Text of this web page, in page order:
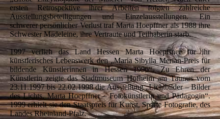
ersten Retrospektive ihrer Arbeiten folgten zahlreiche
Ausstellungsbeteiligungen und Einzelausstellungen. Ein
schwerer persönlicher Verlust traf Marta Hoepffner als 1988 ihre
Schwester Madeleine, ihre Vertraute und Teilhaberin starb.
1997 verlieh das Land Hessen Marta Hoepffner für ihr
künstlerisches Lebenswerk den „Maria Sibylla Merian-Preis für
bildende Künstlerinnen in Hessen 1996“. Zu Ehren der
Künstlerin zeigte das Stadtmuseum Hofheim am Taunus vom
23.11.1997 bis 22.02.1998 die Ausstellung „Lichtbilder – Bilder
des Lichts, Marta Hoepffner – Fotokünstlerin und Pädagogin“.
1999 erhielt sie den Staatspreis für Kunst, Sparte Fotografie, des
Landes Rheinland-Pfalz.